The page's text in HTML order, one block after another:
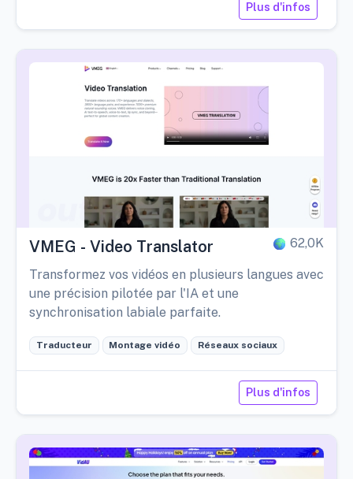
Plus d'infos
VMEG - Video Translator 62,0K
Transformez vos vidéos en plusieurs langues avec
une précision pilotée par l'IA et une
synchronisation labiale parfaite.
Traducteur Montage vidéo Réseaux sociaux
Plus d'infos